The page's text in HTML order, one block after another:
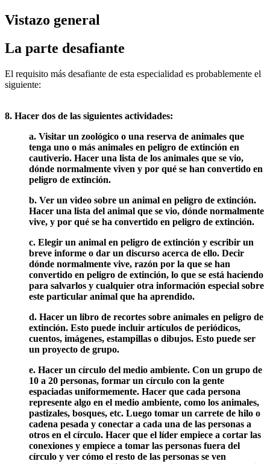
Vistazo general
La parte desafiante
El requisito más desafiante de esta especialidad es probablemente el
siguiente:
8. Hacer dos de las siguientes actividades:
a. Visitar un zoológico o una reserva de animales que
tenga uno o más animales en peligro de extinción en
cautiverio. Hacer una lista de los animales que se vio,
dónde normalmente viven y por qué se han convertido en
peligro de extinción.
b. Ver un video sobre un animal en peligro de extinción.
Hacer una lista del animal que se vio, dónde normalmente
vive, y por qué se ha convertido en peligro de extinción.
c. Elegir un animal en peligro de extinción y escribir un
breve informe o dar un discurso acerca de ello. Decir
dónde normalmente vive, razón por la que se han
convertido en peligro de extinción, lo que se está haciendo
para salvarlos y cualquier otra información especial sobre
este particular animal que ha aprendido.
d. Hacer un libro de recortes sobre animales en peligro de
extinción. Esto puede incluir artículos de periódicos,
cuentos, imágenes, estampillas o dibujos. Esto puede ser
un proyecto de grupo.
e. Hacer un círculo del medio ambiente. Con un grupo de
10 a 20 personas, formar un círculo con la gente
espaciadas uniformemente. Hacer que cada persona
represente algo en el medio ambiente, como los animales,
pastizales, bosques, etc. Luego tomar un carrete de hilo o
cadena pesada y conectar a cada una de las personas a
otros en el círculo. Hacer que el líder empiece a cortar las
conexiones y empiece a tomar las personas fuera del
círculo y ver cómo el resto de las personas se ven